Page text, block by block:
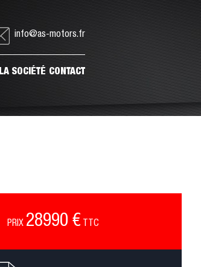
info@as-motors.fr
LA SOCIÉTÉ CONTACT
PRIX 28990 € TTC